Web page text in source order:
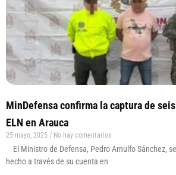
MinDefensa confirma la captura de
ELN en Arauca
25 mayo, 2025 No hay comentarios
El Ministro de Defensa, Pedro Arnulfo Sánchez,
hecho a través de su cuenta en